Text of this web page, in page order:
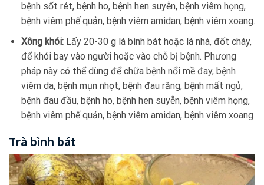
bệnh sốt rét, bệnh ho, bệnh hen suyễn, bệnh viêm họng,
bệnh viêm phế quản, bệnh viêm amidan, bệnh viêm xoang.
Xông khói:Lấy 20-30 g lá bình bát hoặc lá nhà, đốt cháy,
để khói bay vào người hoặc vào chỗ bị bệnh. Phương
pháp này có thể dùng để chữa bệnh nổi mề đay, bệnh
viêm da, bệnh mụn nhọt, bệnh đau răng, bệnh mất ngủ,
bệnh đau đầu, bệnh ho, bệnh hen suyễn, bệnh viêm họng,
bệnh viêm phế quản, bệnh viêm amidan, bệnh viêm xoang
Trà bình bát